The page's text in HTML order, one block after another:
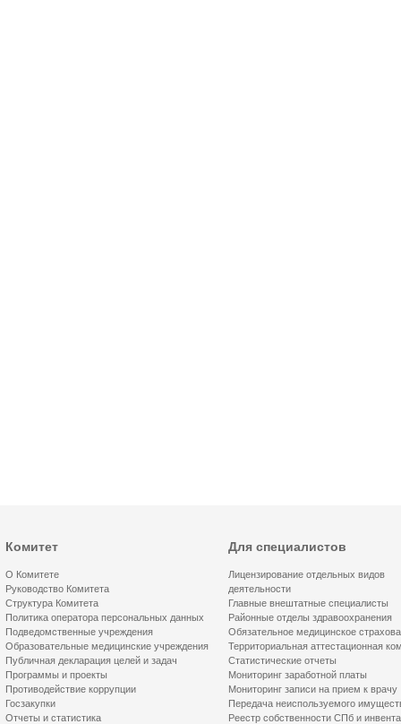
Комитет
О Комитете
Руководство Комитета
Структура Комитета
Политика оператора персональных данных
Подведомственные учреждения
Образовательные медицинские учреждения
Публичная декларация целей и задач
Программы и проекты
Противодействие коррупции
Госзакупки
Отчеты и статистика
Для специалистов
Лицензирование отдельных видов
деятельности
Главные внештатные специалисты
Районные отделы здравоохранения
Обязательное медицинское
Территориальная аттестационная
Статистические отчеты
Мониторинг заработной платы
Мониторинг записи на прием к врачу
Передача неиспользуемого
Реестр собственности СПб и